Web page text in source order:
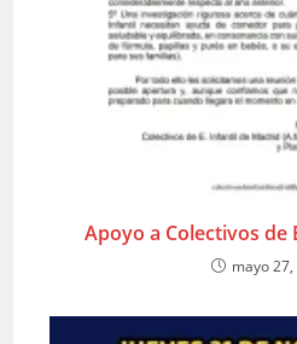
Apoyo a Colectivos de
mayo